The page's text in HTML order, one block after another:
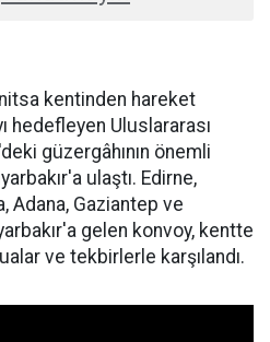
kentinden hareket
hedefleyen Uluslararası
güzergâhının önemli
ulaştı. Edirne,
Adana, Gaziantep ve
gelen konvoy, kentte
ve tekbirlerle karşılandı.